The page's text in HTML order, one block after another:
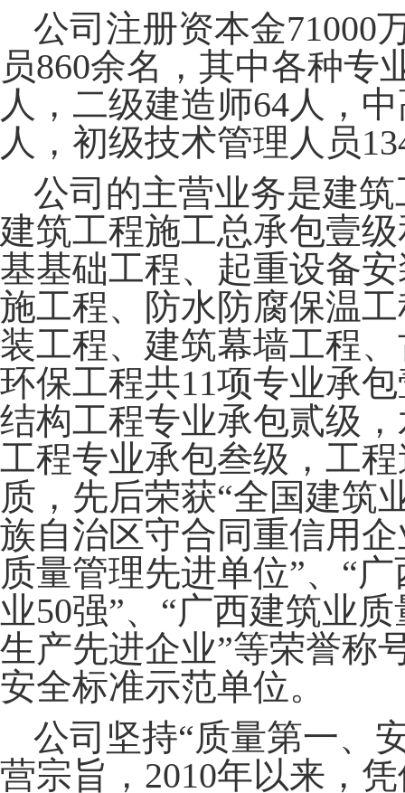
公司注册资本金71000
员860余名，其中各种专
人，二级建造师64人，
人，初级技术管理人员
公司的主营业务是建
建筑工程施工总承包壹
基基础工程、起重设备
施工程、防水防腐保温
装工程、建筑幕墙工程
环保工程共11项专业承
结构工程专业承包贰级
工程专业承包叁级，工
质，先后荣获“全国建筑
族自治区守合同重信用
质量管理先进单位”、“
业50强”、“广西建筑业
生产先进企业”等荣誉称
安全标准示范单位。
公司坚持“质量第一、
营宗旨，2010年以来，